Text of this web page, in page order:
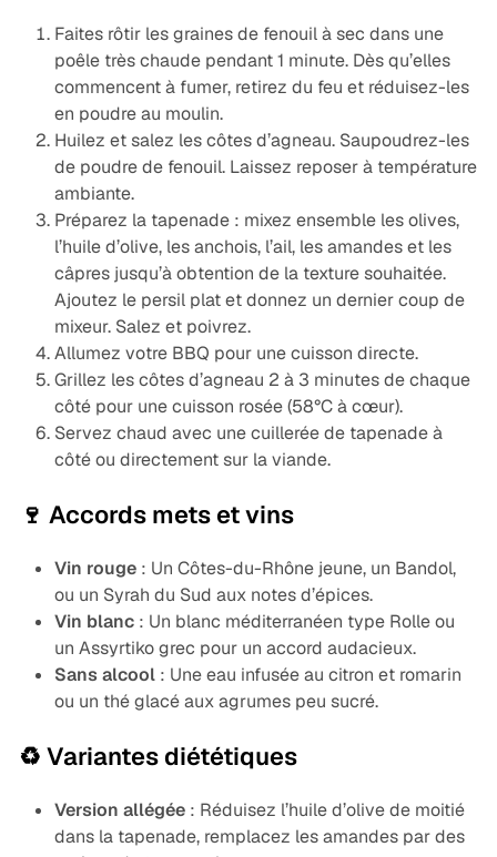
Faites rôtir les graines de fenouil à sec dans une
poêle très chaude pendant 1 minute. Dès qu’elles
commencent à fumer, retirez du feu et réduisez-les
en poudre au moulin.
Huilez et salez les côtes d’agneau. Saupoudrez-les
de poudre de fenouil. Laissez reposer à température
ambiante.
Préparez la tapenade : mixez ensemble les olives,
l’huile d’olive, les anchois, l’ail, les amandes et les
câpres jusqu’à obtention de la texture souhaitée.
Ajoutez le persil plat et donnez un dernier coup de
mixeur. Salez et poivrez.
Allumez votre BBQ pour une cuisson directe.
Grillez les côtes d’agneau 2 à 3 minutes de chaque
côté pour une cuisson rosée (58°C à cœur).
Servez chaud avec une cuillerée de tapenade à
côté ou directement sur la viande.
🍷 Accords mets et vins
Vin rouge: Un Côtes-du-Rhône jeune, un Bandol,
ou un Syrah du Sud aux notes d’épices.
Vin blanc: Un blanc méditerranéen type Rolle ou
un Assyrtiko grec pour un accord audacieux.
Sans alcool: Une eau infusée au citron et romarin
ou un thé glacé aux agrumes peu sucré.
♻️ Variantes diététiques
Version allégée: Réduisez l’huile d’olive de moitié
dans la tapenade, remplacez les amandes par des